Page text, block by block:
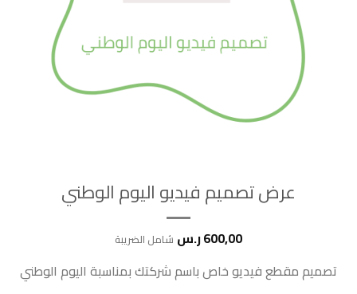
عرض تصميم فيديو اليوم الوطني
600,00ر.س شامل الضريبة
تصميم مقطع فيديو خاص باسم شركتك بمناسبة اليوم الوطني